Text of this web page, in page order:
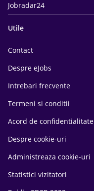
Jobradar24
Utile
Contact
Despre eJobs
Intrebari frecvente
Termeni si conditii
Acord de confidentialitate
Despre cookie-uri
Administreaza cookie-uri
Statistici vizitatori